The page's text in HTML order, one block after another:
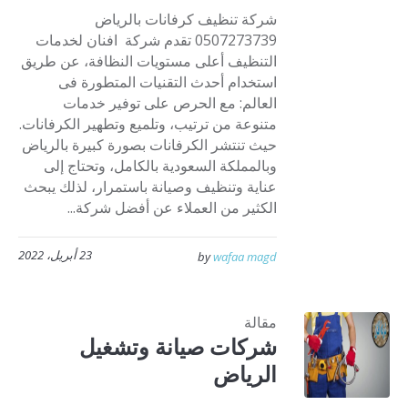
شركة تنظيف كرفانات بالرياض
0507273739 تقدم شركة افنان لخدمات
التنظيف أعلى مستويات النظافة، عن طريق
استخدام أحدث التقنيات المتطورة فى
العالم: مع الحرص على توفير خدمات
متنوعة من ترتيب، وتلميع وتطهير الكرفانات.
حيث تنتشر الكرفانات بصورة كبيرة بالرياض
وبالمملكة السعودية بالكامل، وتحتاج إلى
عناية وتنظيف وصيانة باستمرار، لذلك يبحث
الكثير من العملاء عن أفضل شركة...
23 أبريل، 2022 bywafaa magd
مقالة
شركات صيانة وتشغيل
الرياض